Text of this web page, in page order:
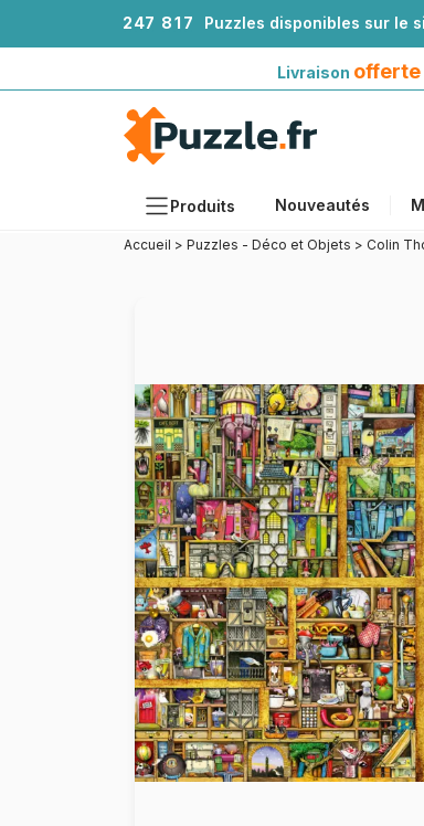
247 81 7 Puzzles disponibles sur le
Livraison
Produits Nouveautés
Âges
Artistes
Accessoires
Puzzles en bois
Peinture au numéro
avec Mondial
Accueil > Puzzles - Déco et Objets > Colin